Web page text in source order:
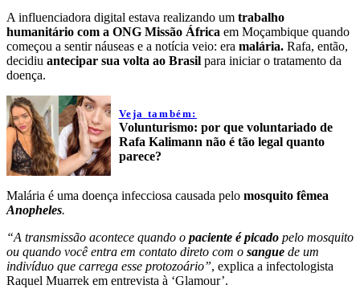
A influenciadora digital estava realizando um trabalho
humanitário com a ONG Missão África em Moçambique quando
começou a sentir náuseas e a notícia veio: era malária. Rafa, então,
decidiu antecipar sua volta ao Brasil para iniciar o tratamento da
doença.
Veja também:
Volunturismo: por que voluntariado de
Rafa Kalimann não é tão legal quanto
parece?
Malária é uma doença infecciosa causada pelo mosquito fêmea
Anopheles.
“A transmissão acontece quando o paciente é picado pelo mosquito
ou quando você entra em contato direto com o sangue de um
indivíduo que carrega esse protozoário”, explica a infectologista
Raquel Muarrek em entrevista à ‘Glamour’.